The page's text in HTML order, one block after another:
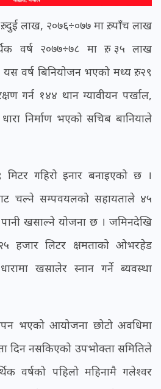
दुई लाख, २०७६÷०७७ मा रु. पाँच लाख
वर्ष २०७७÷७८ मा रु. ३५ लाख
वर्ष बिनियोजन भएको मध्य रु. २९
गर्न १४४ थान ग्यावीयन पर्खाल,
निर्माण भएको सचिब बानियाले
मिटर गहिरो इनार बनाइएको छ ।
चल्ने सम्पवयलको सहायताले ४५
पानी खसाल्ने योजना छ । जमिनदेखि
हजार लिटर क्षमताको ओभरहेड
खसालेर स्नान गर्ने ब्यवस्था
भएको आयोजना छोटो अवधिमा
दिन नसकिएको उपभोक्ता समितिले
वर्षको पहिलो महिनामै गलेश्वर